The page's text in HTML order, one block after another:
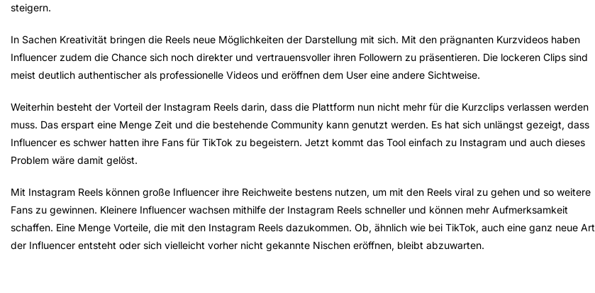
steigern.
In Sachen Kreativität bringen die Reels neue Möglichkeiten der Darstellung mit sich. Mit den prägnanten Kurzvideos haben
Influencer zudem die Chance sich noch direkter und vertrauensvoller ihren Followern zu präsentieren. Die lockeren Clips sind
meist deutlich authentischer als professionelle Videos und eröffnen dem User eine andere Sichtweise.
Weiterhin besteht der Vorteil der Instagram Reels darin, dass die Plattform nun nicht mehr für die Kurzclips verlassen werden
muss. Das erspart eine Menge Zeit und die bestehende Community kann genutzt werden. Es hat sich unlängst gezeigt, dass
Influencer es schwer hatten ihre Fans für TikTok zu begeistern. Jetzt kommt das Tool einfach zu Instagram und auch dieses
Problem wäre damit gelöst.
Mit Instagram Reels können große Influencer ihre Reichweite bestens nutzen, um mit den Reels viral zu gehen und so weitere
Fans zu gewinnen. Kleinere Influencer wachsen mithilfe der Instagram Reels schneller und können mehr Aufmerksamkeit
schaffen. Eine Menge Vorteile, die mit den Instagram Reels dazukommen. Ob, ähnlich wie bei TikTok, auch eine ganz neue Art
der Influencer entsteht oder sich vielleicht vorher nicht gekannte Nischen eröffnen, bleibt abzuwarten.